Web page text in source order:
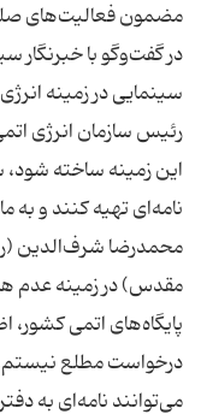
مضمون فعالیت‌های
در گفت‌و‌گو با خبرنگار
سینمایی در زمینه
رئیس سازمان انرژی
این زمینه ساخته
نامه‌ای تهیه كنند و به
محمدرضا شرف‌الدین
مقدس) در زمینه عدم
پایگاه‌های اتمی كشور،
درخواست مطلع
می‌توانند نامه‌ای به